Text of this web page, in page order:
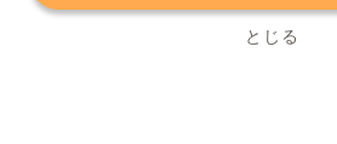
とじる
プライバシーポリシー 利用規約
サービスに関してのお問い合わせ